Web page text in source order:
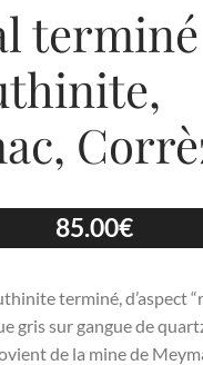
85.00€
terminé, d’aspect
gris sur gangue de
de la mine de